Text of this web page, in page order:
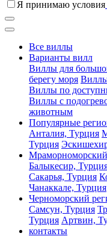
Я принимаю условия
Все виллы
Варианты вилл
Виллы для
берегу моря
Виллы по
Виллы с
животным
Популярные
Анталия, Турция
Турция
Балыкесир,
Сакарья, Турция
Чанаккале, Турция
Черноморский
Самсун, Турция
Турция Артвин,
контакты